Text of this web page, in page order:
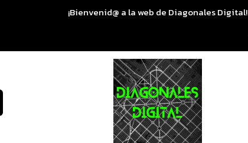
¡Bienvenid@ a la web de Diagonales Digital!